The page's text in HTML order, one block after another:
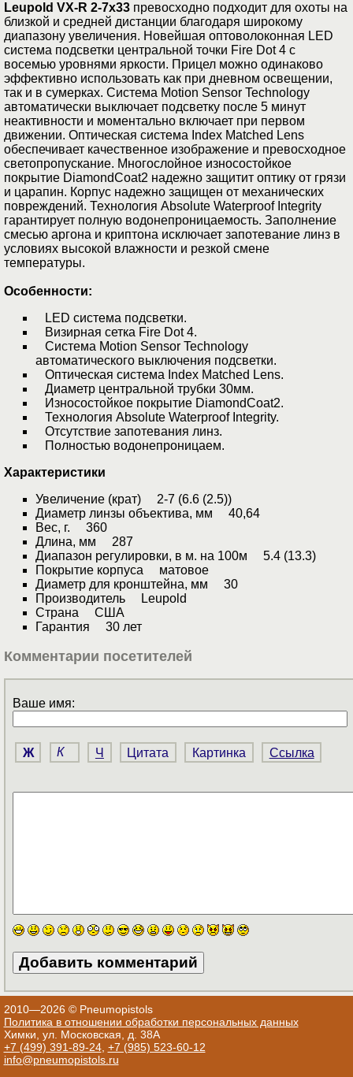
Leupold VX-R 2-7x33 превосходно подходит для охоты на
близкой и средней дистанции благодаря широкому
диапазону увеличения. Новейшая оптоволоконная LED
система подсветки центральной точки Fire Dot 4 с
восемью уровнями яркости. Прицел можно одинаково
эффективно использовать как при дневном освещении,
так и в сумерках. Система Motion Sensor Technology
автоматически выключает подсветку после 5 минут
неактивности и моментально включает при первом
движении. Оптическая система Index Matched Lens
обеспечивает качественное изображение и превосходное
светопропускание. Многослойное износостойкое
покрытие DiamondCoat2 надежно защитит оптику от грязи
и царапин. Корпус надежно защищен от механических
повреждений. Технология Absolute Waterproof Integrity
гарантирует полную водонепроницаемость. Заполнение
смесью аргона и криптона исключает запотевание линз в
условиях высокой влажности и резкой смене
температуры.
Особенности:
LED система подсветки.
Визирная сетка Fire Dot 4.
Система Motion Sensor Technology
автоматического выключения подсветки.
Оптическая система Index Matched Lens.
Диаметр центральной трубки 30мм.
Износостойкое покрытие DiamondCoat2.
Технология Absolute Waterproof Integrity.
Отсутствие запотевания линз.
Полностью водонепроницаем.
Характеристики
Увеличение (крат) 2-7 (6.6 (2.5))
Диаметр линзы объектива, мм 40,64
Вес, г. 360
Длина, мм 287
Диапазон регулировки, в м. на 100м 5.4 (13.3)
Покрытие корпуса матовое
Диаметр для кронштейна, мм 30
Производитель Leupold
Страна США
Гарантия 30 лет
Комментарии посетителей
Ваше имя:
Ж К Ч Цитата Картинка Ссылка
2010—2026 © Pneumopistols
Политика в отношении обработки персональных данных
Химки, ул. Московская, д. 38А
+7 (499) 391-89-24, +7 (985) 523-60-12
info@pneumopistols.ru